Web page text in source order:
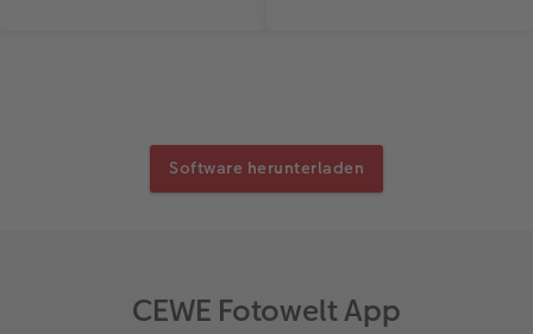
Software herunterladen
CEWE Fotowelt App